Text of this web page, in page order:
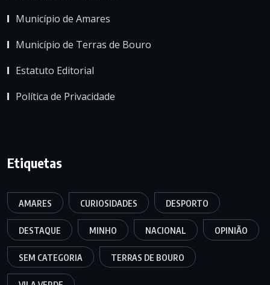
Município de Amares
Município de Terras de Bouro
Estatuto Editorial
Política de Privacidade
Etiquetas
AMARES CURIOSIDADES DESPORTO
DESTAQUE MINHO NACIONAL OPINIÃO
SEM CATEGORIA TERRAS DE BOURO